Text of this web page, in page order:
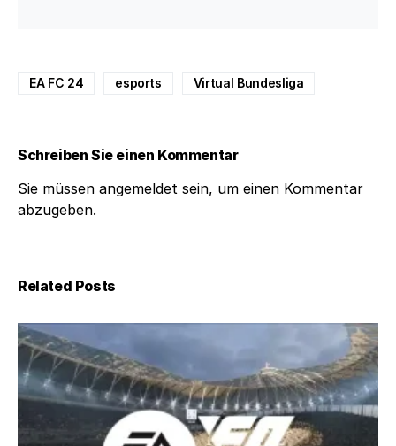
EA FC 24 esports Virtual Bundesliga
Schreiben Sie einen Kommentar
Sie müssen angemeldet sein, um einen Kommentar
abzugeben.
Related Posts